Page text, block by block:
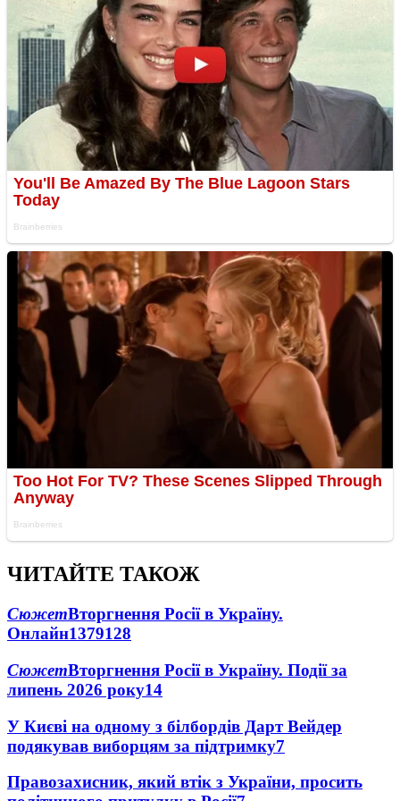
ЧИТАЙТЕ ТАКОЖ
СюжетВторгнення Росії в Україну.
Онлайн1379128
СюжетВторгнення Росії в Україну. Події за
липень 2026 року14
У Києві на одному з білбордів Дарт Вейдер
подякував виборцям за підтримку7
Правозахисник, який втік з України, просить